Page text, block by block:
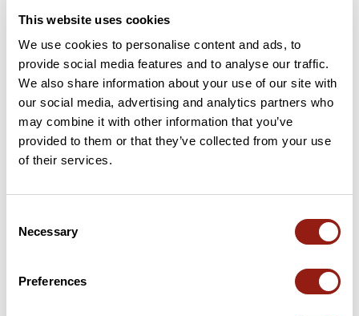
This website uses cookies
We use cookies to personalise content and ads, to
provide social media features and to analyse our traffic.
We also share information about your use of our site with
our social media, advertising and analytics partners who
may combine it with other information that you’ve
provided to them or that they’ve collected from your use
of their services.
Selection
Necessary
Preferences
Reprise aout 26
Distance
100,7 km
Dénivelé +
749 m